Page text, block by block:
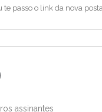
te passo o link da nova
assinantes